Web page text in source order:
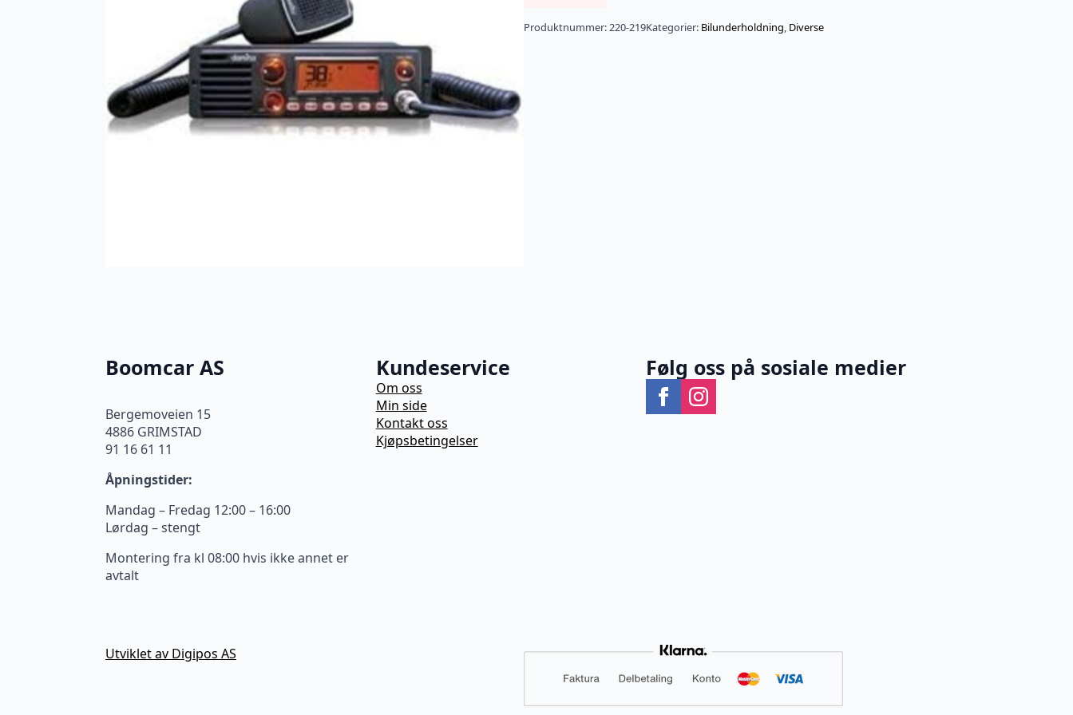
Produktnummer:220-219Kategorier: Bilunderholdning, Diverse
Boomcar AS
Bergemoveien 15
4886 GRIMSTAD
91 16 61 11
Åpningstider:
Mandag – Fredag 12:00 – 16:00
Lørdag – stengt
Montering fra kl 08:00 hvis ikke annet er
avtalt
Kundeservice
Om oss
Min side
Kontakt oss
Kjøpsbetingelser
Følg oss på sosiale medier
Utviklet av Digipos AS